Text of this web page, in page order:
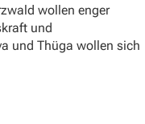
wollen enger
und
und Thüga wollen sich